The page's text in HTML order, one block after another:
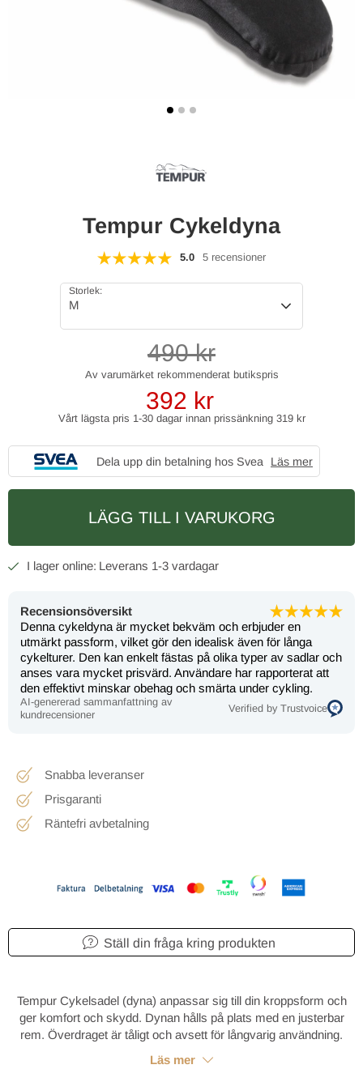
Tempur Cykeldyna
5.0 5 recensioner
Storlek:
M
490kr
392 kr
Vårt lägsta pris 1-30 dagar innan prissänkning 319 kr
Dela upp din betalning hos Svea Läs mer
LÄGG TILL I VARUKORG
1-3 vardagar
Recensionsöversikt
Denna cykeldyna är mycket bekväm och erbjuder en
utmärkt passform, vilket gör den idealisk även för långa
cykelturer. Den kan enkelt fästas på olika typer av sadlar och
anses vara mycket prisvärd. Användare har rapporterat att
den effektivt minskar obehag och smärta under cykling.
AI-genererad sammanfattning av
kundrecensioner
Verified by Trustvoice
Snabba leveranser
Prisgaranti
Räntefri avbetalning
Ställ din fråga kring produkten
Tempur Cykelsadel (dyna) anpassar sig till din kroppsform och
ger komfort och skydd. Dynan hålls på plats med en justerbar
rem. Överdraget är tåligt och avsett för långvarig användning.
Läs mer